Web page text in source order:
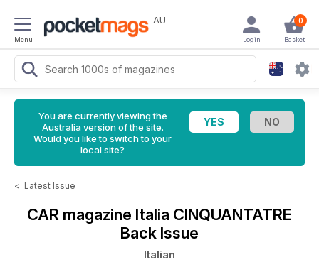
Menu
AU 0
Basket
Login
You are currently viewing the
Australia version of the site.
Would you like to switch to your
local site?
< Latest Issue
CAR magazine Italia CINQUANTATRE
Back Issue
Italian